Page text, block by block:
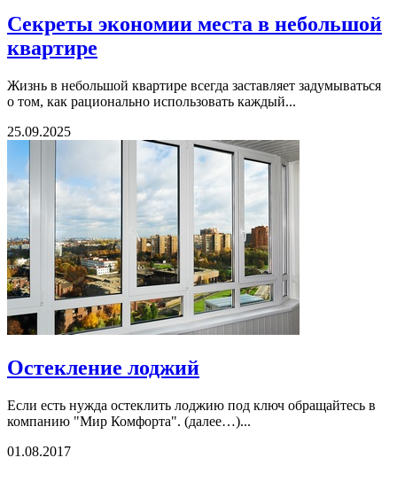
Секреты экономии места в небольшой
квартире
Жизнь в небольшой квартире всегда заставляет задумываться
о том, как рационально использовать каждый...
25.09.2025
Остекление лоджий
Если есть нужда остеклить лоджию под ключ обращайтесь в
компанию "Мир Комфорта". (далее…)...
01.08.2017